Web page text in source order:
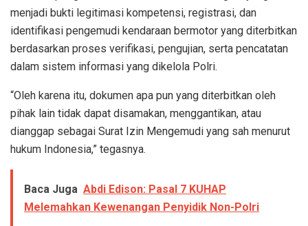
menjadi bukti legitimasi kompetensi, registrasi, dan
identifikasi pengemudi kendaraan bermotor yang diterbitkan
berdasarkan proses verifikasi, pengujian, serta pencatatan
dalam sistem informasi yang dikelola Polri.
“Oleh karena itu, dokumen apa pun yang diterbitkan oleh
pihak lain tidak dapat disamakan, menggantikan, atau
dianggap sebagai Surat Izin Mengemudi yang sah menurut
hukum Indonesia,” tegasnya.
Baca Juga Abdi Edison: Pasal 7 KUHAP
Melemahkan Kewenangan Penyidik Non-Polri